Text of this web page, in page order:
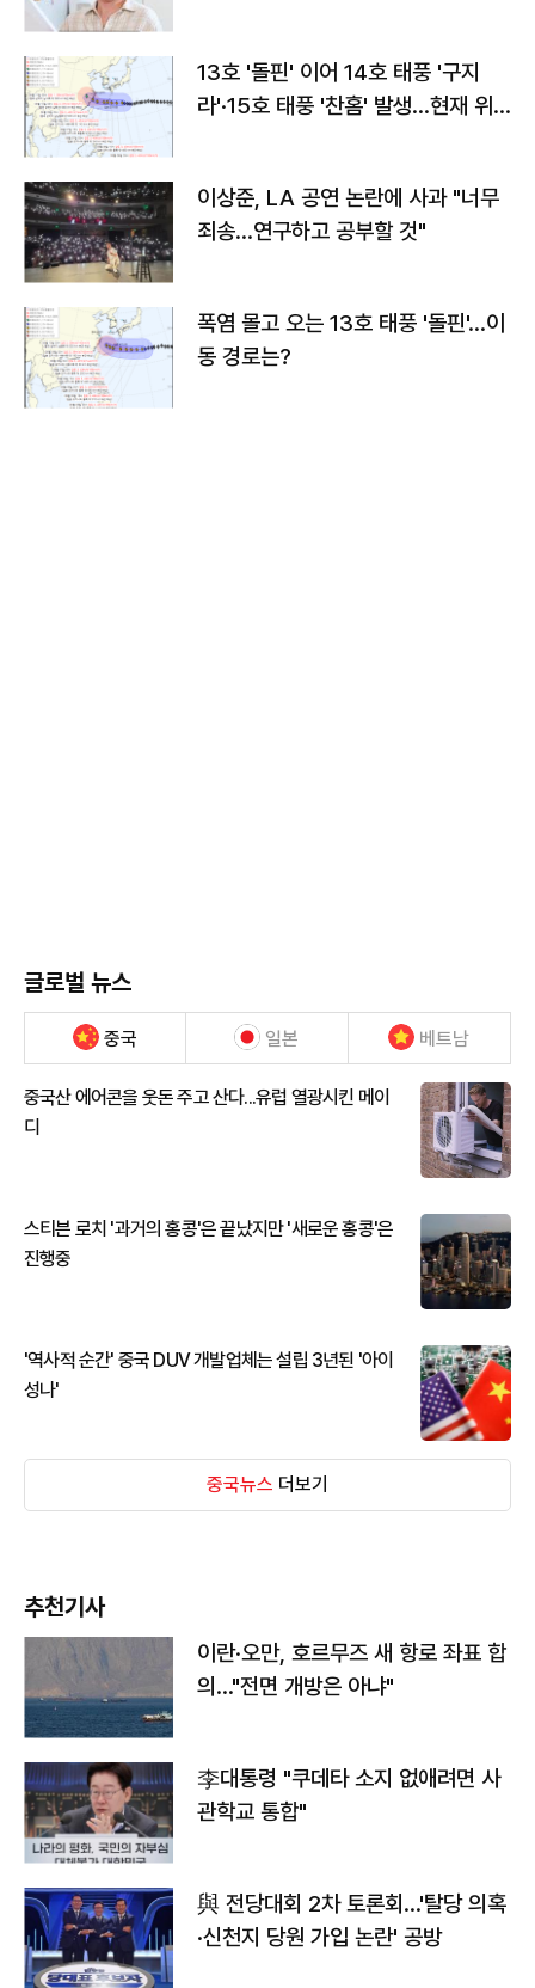
13호 '돌핀' 이어 14호 태풍 '구지
라'·15호 태풍 '찬홈' 발생…현재 위
이상준, LA 공연 논란에 사과 "너무
죄송…연구하고 공부할 것"
폭염 몰고 오는 13호 태풍 '돌핀'…이
동 경로는?
글로벌 뉴스
중국 일본 베트남
중국산 에어콘을 웃돈 주고 산다...유럽 열광시킨 메이
디
스티븐 로치 '과거의 홍콩'은 끝났지만 '새로운 홍콩'은
진행중
'역사적 순간' 중국 DUV 개발업체는 설립 3년된 '아이
성나'
중국뉴스 더보기
추천기사
이란·오만, 호르무즈 새 항로 좌표 합
의…"전면 개방은 아냐"
李대통령 "쿠데타 소지 없애려면 사
관학교 통합"
與 전당대회 2차 토론회…'탈당 의혹
·신천지 당원 가입 논란' 공방